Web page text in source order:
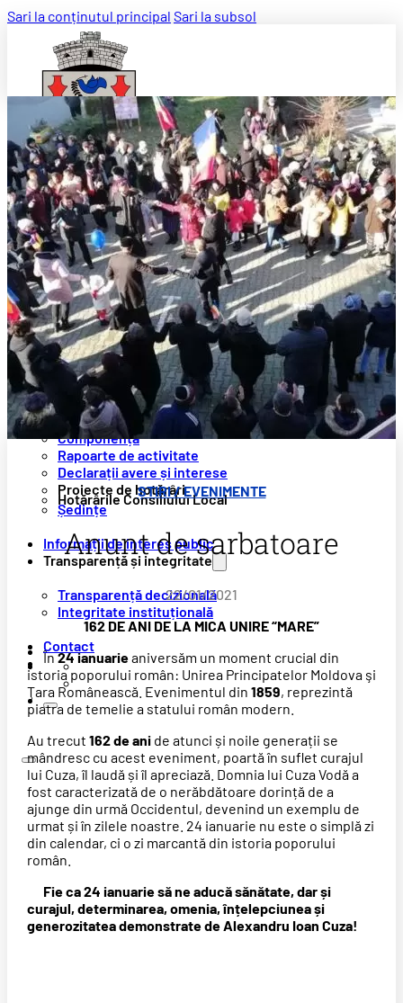
Sari la conținutul principal Sari la subsol
Căutați pe site ...
Caută
×
Despre instituție
Conducere
Compartimente
Organizare
Legislație
Programe și strategii
Consiliul Local
Componență
Rapoarte de activitate
Declarații avere și interese
Proiecte de hotărâri
Hotărârile Consiliului Local
Ședințe
Informații de interes public
Transparență și integritate
Transparență decizională
Integritate instituțională
Contact
ȘTIRI / EVENIMENTE
Anunt de sarbatoare
22/01/2021
162 DE ANI DE LA MICA UNIRE “MARE”
În24 ianuarieaniversăm un moment crucial din
istoria poporului român: Unirea Principatelor Moldova şi
Ţara Românească. Evenimentul din 1859, reprezintă
piatra de temelie a statului român modern.
Au trecut 162 de anide atunci și noile generații se
mândresc cu acest eveniment, poartă în suflet curajul
lui Cuza, îl laudă și îl apreciază. Domnia lui Cuza Vodă a
fost caracterizată de o nerăbdătoare dorință de a
ajunge din urmă Occidentul, devenind un exemplu de
urmat și în zilele noastre. 24 ianuarie nu este o simplă zi
din calendar, ci o zi marcantă din istoria poporului
român.
Fie ca 24 ianuarie să ne aducă sănătate, dar și
curajul, determinarea, omenia, înțelepciunea și
generozitatea demonstrate de Alexandru Ioan Cuza!